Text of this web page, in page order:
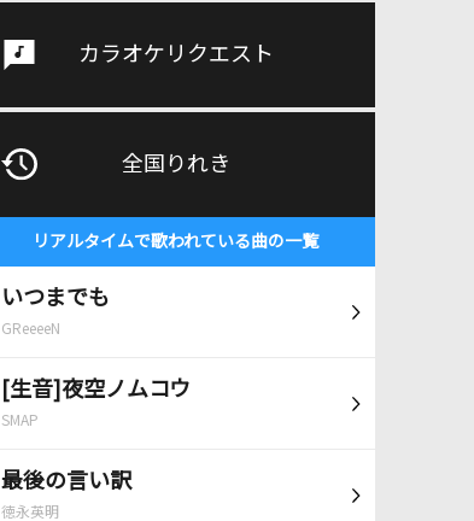
カラオケリクエスト
全国りれき
リアルタイムで歌われている曲の一覧
いつまでも
GReeeeN
[生音]夜空ノムコウ
SMAP
最後の言い訳
徳永英明